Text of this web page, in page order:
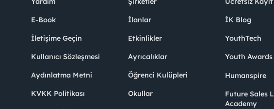
E-Book
İletişime Geçin
Kullanıcı Sözleşmesi
Aydınlatma Metni
KVKK Politikası
İlanlar
Etkinlikler
Ayrıcalıklar
Öğrenci Kulüpleri
Okullar
İK Blog
YouthTech
Youth Awards
Humanspire
Future Sales
Academy